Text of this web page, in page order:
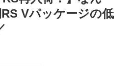
Vパッケージの低